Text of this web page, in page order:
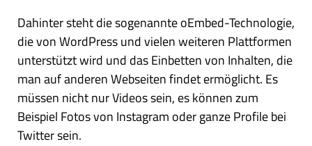
Dahinter steht die sogenannte oEmbed-Technologie,
die von WordPress und vielen weiteren Plattformen
unterstützt wird und das Einbetten von Inhalten, die
man auf anderen Webseiten findet ermöglicht. Es
müssen nicht nur Videos sein, es können zum
Beispiel Fotos von Instagram oder ganze Profile bei
Twitter sein.